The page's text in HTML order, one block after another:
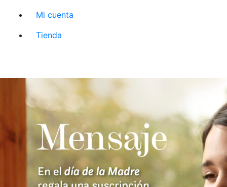
Mi cuenta
Tienda